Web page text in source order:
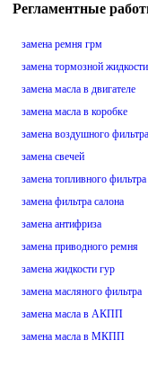
Регламентные
замена ремня грм
замена тормозной жидкости
замена масла в двигателе
замена масла в коробке
замена воздушного фильтра
замена свечей
замена топливного фильтра
замена фильтра салона
замена антифриза
замена приводного ремня
замена жидкости гур
замена масляного фильтра
замена масла в АКПП
замена масла в МКПП